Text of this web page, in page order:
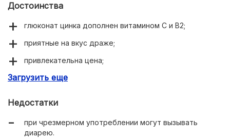
Достоинства
глюконат цинка дополнен витамином С и В2;
приятные на вкус драже;
привлекательна цена;
укрепляют иммунитет;
Загрузить еще
Недостатки
при чрезмерном употреблении могут вызывать
диарею.